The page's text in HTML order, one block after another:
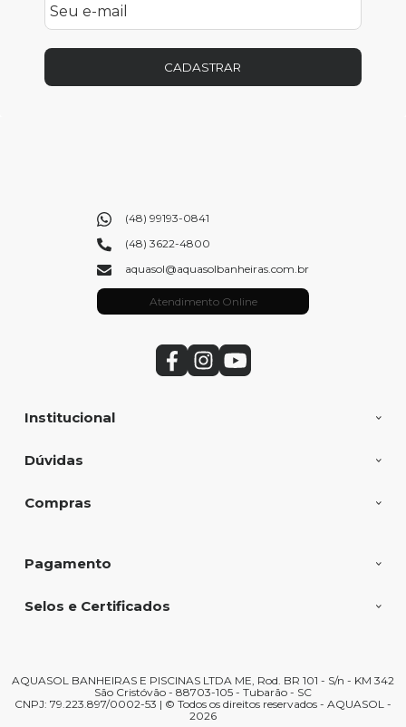
CADASTRAR
Institucional
Dúvidas
Compras
(48) 99193-0841
(48) 3622-4800
aquasol@aquasolbanheiras.com.br
Atendimento Online
Pagamento
Selos e Certificados
AQUASOL BANHEIRAS E PISCINAS LTDA ME, Rod. BR 101 - S/n - KM 342
São Cristóvão - 88703-105 - Tubarão - SC
CNPJ: 79.223.897/0002-53 | © Todos os direitos reservados - AQUASOL -
2026